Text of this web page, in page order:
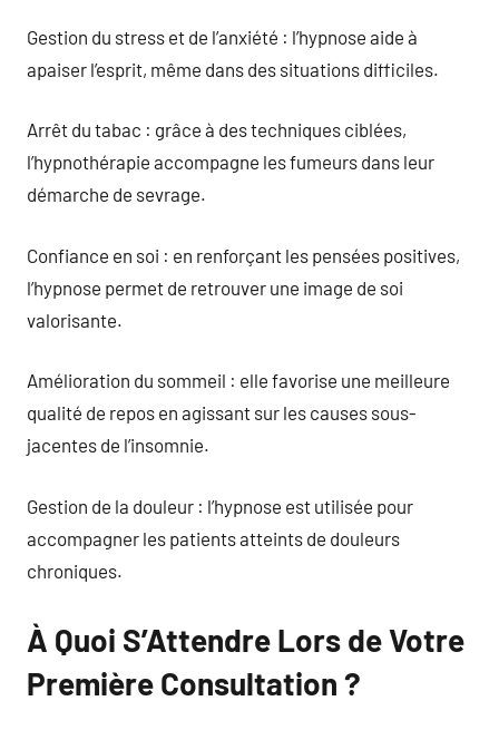
Gestion du stress et de l’anxiété : l’hypnose aide à
apaiser l’esprit, même dans des situations difficiles.
Arrêt du tabac : grâce à des techniques ciblées,
l’hypnothérapie accompagne les fumeurs dans leur
démarche de sevrage.
Confiance en soi : en renforçant les pensées positives,
l’hypnose permet de retrouver une image de soi
valorisante.
Amélioration du sommeil : elle favorise une meilleure
qualité de repos en agissant sur les causes sous-
jacentes de l’insomnie.
Gestion de la douleur : l’hypnose est utilisée pour
accompagner les patients atteints de douleurs
chroniques.
À Quoi S’Attendre Lors de Votre
Première Consultation ?